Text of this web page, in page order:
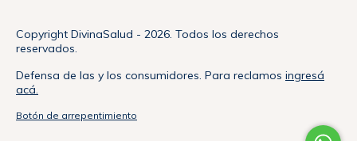
Copyright DivinaSalud - 2026. Todos los derechos
reservados.
Defensa de las y los consumidores. Para reclamos ingresá
acá.
Botón de arrepentimiento